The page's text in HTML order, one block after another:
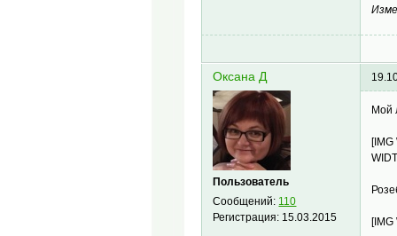
Оксана Д
Пользователь
Сообщений: 110
Регистрация: 15.03.2015
Мой